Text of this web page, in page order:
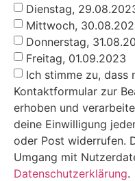
Dienstag,
Mittwoch,
Donnerstag,
Freitag, 01.09.2023
Ich stimme zu, dass
Kontaktformular zur
erhoben und
deine Einwilligung
oder Post widerrufen.
Umgang mit
Datenschutzerklärung.